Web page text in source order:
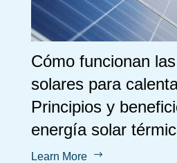
Cómo funcionan
solares para
Principios y
energía solar
Learn More $